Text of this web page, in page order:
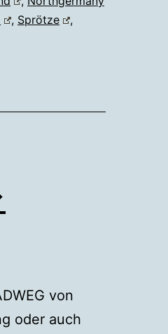
, Sprötze
,
von
oder auch